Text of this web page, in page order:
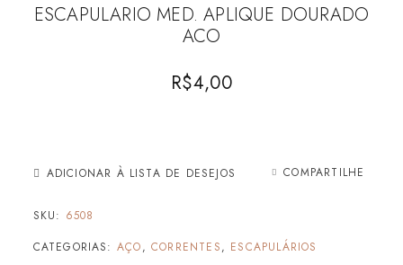
ESCAPULARIO MED. APLIQUE DOURADO
ACO
R$4,00
ADICIONAR À LISTA DE DESEJOS COMPARTILHE
SKU: 6508
CATEGORIAS: AÇO, CORRENTES, ESCAPULÁRIOS